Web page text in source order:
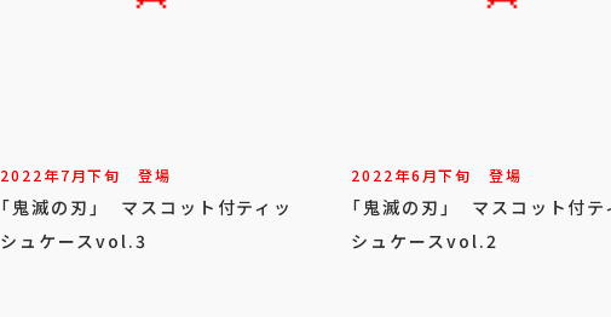
2022年7月下旬 登場
「鬼滅の刃」 マスコット付ティッ
シュケースvol.3
2022年6月下旬 登場
「鬼滅の刃」 マスコット付テ
シュケースvol.2